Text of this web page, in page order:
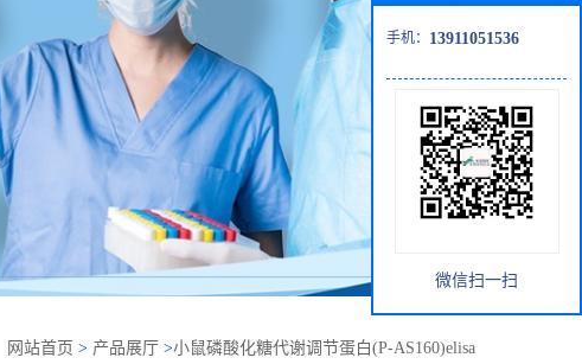
网站首页 > 产品展厅 >小鼠磷酸化糖代谢调节蛋白(P-AS160)elisa
手机： 13911051536
微信扫一扫